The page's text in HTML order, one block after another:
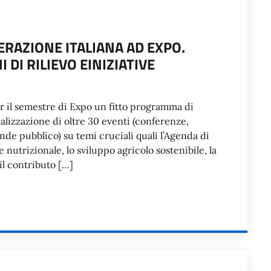
ITALIANA AD EXPO.
DI RILIEVO EINIZIATIVE
il semestre di Expo un fitto programma di
di oltre 30 eventi (conferenze,
pubblico) su temi cruciali quali l’Agenda di
nutrizionale, lo sviluppo agricolo sostenibile, la
il contributo […]